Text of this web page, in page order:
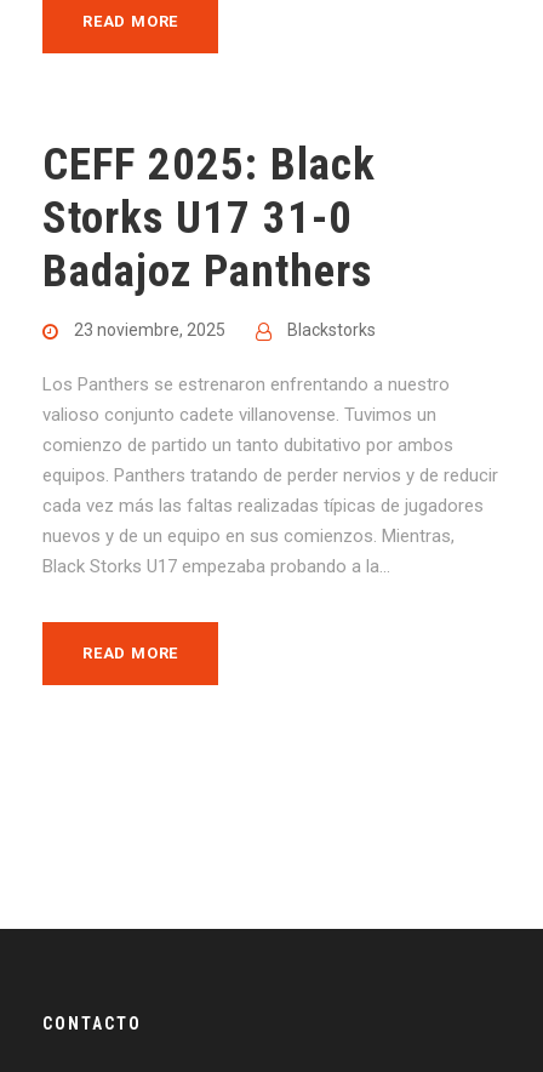
READ MORE
CEFF 2025: Black
Storks U17 31-0
Badajoz Panthers
23 noviembre, 2025 Blackstorks
Los Panthers se estrenaron enfrentando a nuestro
valioso conjunto cadete villanovense. Tuvimos un
comienzo de partido un tanto dubitativo por ambos
equipos. Panthers tratando de perder nervios y de reducir
cada vez más las faltas realizadas típicas de jugadores
nuevos y de un equipo en sus comienzos. Mientras,
Black Storks U17 empezaba probando a la...
READ MORE
CONTACTO